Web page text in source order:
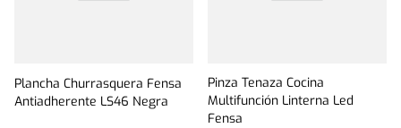
Plancha Churrasquera Fensa
Antiadherente LS46 Negra
Pinza Tenaza Cocina
Multifunción Linterna Led
Fensa